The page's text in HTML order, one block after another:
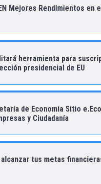
Mejores Rendimientos en
herramienta para
presidencial de EU
de Economía Sitio
y Ciudadanía
tus metas